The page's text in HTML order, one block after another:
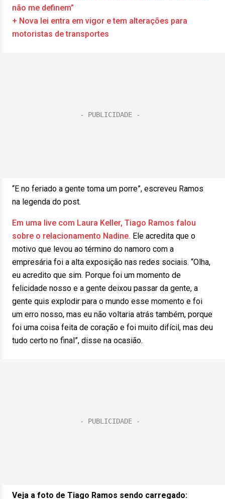
não me definem”
+ Nova lei entra em vigor e tem alterações para
motoristas de transportes
“E no feriado a gente toma um porre”, escreveu Ramos
na legenda do post.
Em uma live com Laura Keller, Tiago Ramos falou
sobre o relacionamento Nadine. Ele acredita que o
motivo que levou ao término do namoro com a
empresária foi a alta exposição nas redes sociais. “Olha,
eu acredito que sim. Porque foi um momento de
felicidade nosso e a gente deixou passar da gente, a
gente quis explodir para o mundo esse momento e foi
um erro nosso, mas eu não voltaria atrás também, porque
foi uma coisa feita de coração e foi muito difícil, mas deu
tudo certo no final”, disse na ocasião.
Veja a foto de Tiago Ramos sendo carregado: